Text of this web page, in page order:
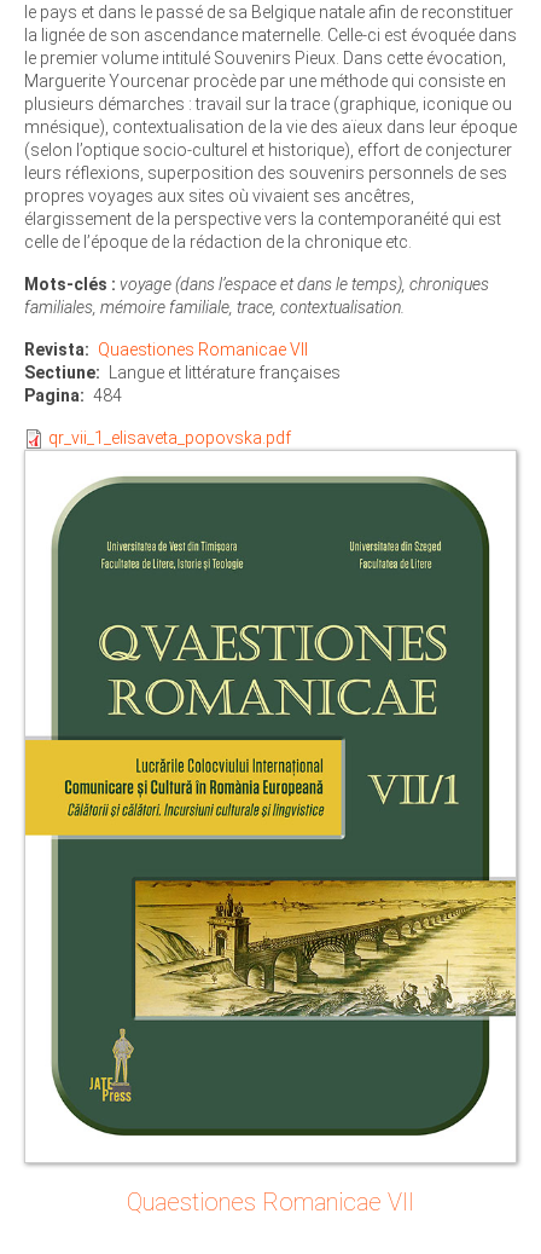
le pays et dans le passé de sa Belgique natale afin de reconstituer
la lignée de son ascendance maternelle. Celle-ci est évoquée dans
le premier volume intitulé Souvenirs Pieux. Dans cette évocation,
Marguerite Yourcenar procède par une méthode qui consiste en
plusieurs démarches : travail sur la trace (graphique, iconique ou
mnésique), contextualisation de la vie des aïeux dans leur époque
(selon l’optique socio-culturel et historique), effort de conjecturer
leurs réflexions, superposition des souvenirs personnels de ses
propres voyages aux sites où vivaient ses ancêtres,
élargissement de la perspective vers la contemporanéité qui est
celle de l’époque de la rédaction de la chronique etc.
Mots-clés : voyage (dans l’espace et dans le temps), chroniques
familiales, mémoire familiale, trace, contextualisation.
Revista
Quaestiones Romanicae VII
Sectiune
Langue et littérature françaises
Pagina
484
qr_vii_1_elisaveta_popovska.pdf
Quaestiones Romanicae VII